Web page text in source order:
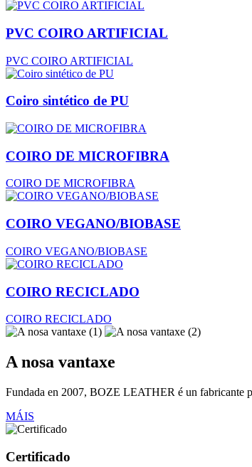
PVC COIRO ARTIFICIAL
PVC COIRO ARTIFICIAL
Coiro sintético de PU
COIRO DE MICROFIBRA
COIRO DE MICROFIBRA
COIRO VEGANO/BIOBASE
COIRO VEGANO/BIOBASE
COIRO RECICLADO
COIRO RECICLADO
A nosa vantaxe
Fundada en 2007, BOZE LEATHER é un fabricante
MÁIS
Certificado